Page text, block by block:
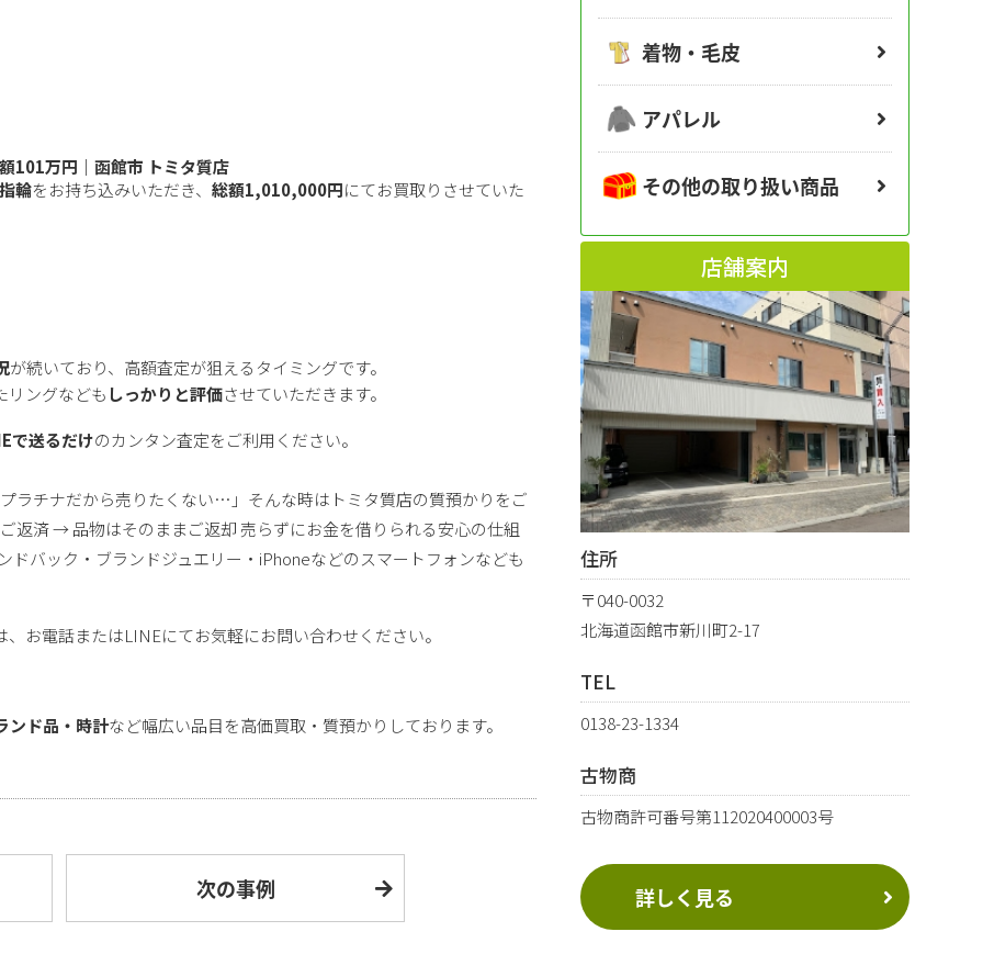
101万円｜函館市 トミタ質店
輪をお持ち込みいただき、総額1,010,000円にてお買取りさせていた
が続いており、高額査定が狙えるタイミングです。
リングなども しっかりと評価させていただきます。
で送るだけのカンタン査定をご利用ください。
ラチナだから売りたくない…」そんな時はトミタ質店の質預かりをご
返済 → 品物はそのままご返却 売らずにお金を借りられる安心の仕組
バック・ブランドジュエリー・iPhoneなどのスマートフォンなども
お電話またはLINEにてお気軽にお問い合わせください。
ンド品・時計など幅広い品目を高価買取・質預かりしております。
次の事例
着物・毛皮
アパレル
その他の取り扱い商品
店舗案内
住所
〒040-0032
北海道函館市新川町2-17
TEL
0138-23-1334
古物商
古物商許可番号第112020400003号
詳しく見る